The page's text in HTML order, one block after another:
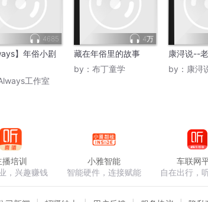
4685
】年俗小剧
工作室
4万
藏在年俗里的故事
by： 布丁童学
康浔说--
by： 康浔
播培训
，兴趣赚钱
小雅智能
智能硬件，连接赋能
车联网
自在出行，